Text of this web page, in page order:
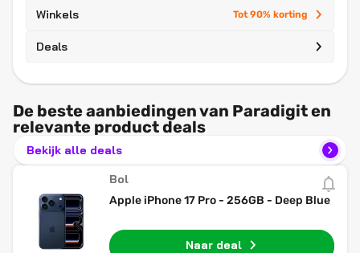
Winkels Tot 90% korting
Deals
De beste aanbiedingen van Paradigit en
relevante product deals
Bekijk alle deals
Bol
Apple iPhone 17 Pro - 256GB - Deep Blue
Naar deal